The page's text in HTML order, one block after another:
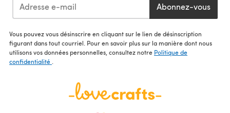
Abonnez-vous
Vous pouvez vous désinscrire en cliquant sur le lien de désinscription
figurant dans tout courriel. Pour en savoir plus sur la manière dont nous
utilisons vos données personnelles, consultez notre Politique de
confidentialité